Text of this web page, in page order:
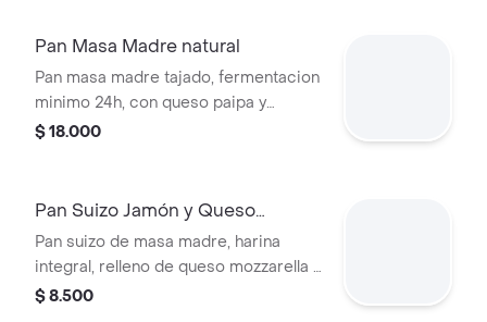
Pan Masa Madre natural
Pan masa madre tajado, fermentacion
minimo 24h, con queso paipa y
romero. peso 650Gr
$ 18.000
Pan Suizo Jamón y Queso
Integral
Pan suizo de masa madre, harina
integral, relleno de queso mozzarella y
jamón de pavo.
$ 8.500